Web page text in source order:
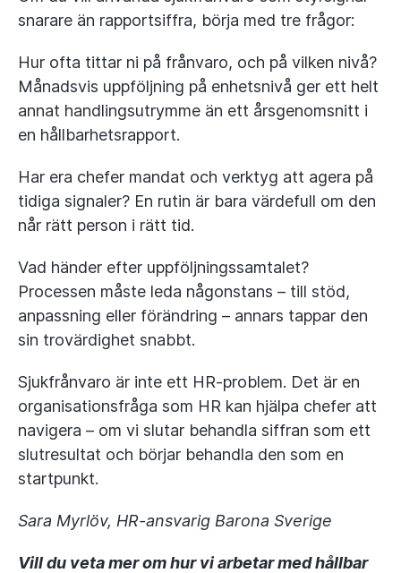
snarare än rapportsiffra, börja med tre frågor:
Hur ofta tittar ni på frånvaro, och på vilken nivå?
Månadsvis uppföljning på enhetsnivå ger ett helt
annat handlingsutrymme än ett årsgenomsnitt i
en hållbarhetsrapport.
Har era chefer mandat och verktyg att agera på
tidiga signaler? En rutin är bara värdefull om den
når rätt person i rätt tid.
Vad händer efter uppföljningssamtalet?
Processen måste leda någonstans – till stöd,
anpassning eller förändring – annars tappar den
sin trovärdighet snabbt.
Sjukfrånvaro är inte ett HR-problem. Det är en
organisationsfråga som HR kan hjälpa chefer att
navigera – om vi slutar behandla siffran som ett
slutresultat och börjar behandla den som en
startpunkt.
Sara Myrlöv, HR-ansvarig Barona Sverige
Vill du veta mer om hur vi arbetar med hållbar